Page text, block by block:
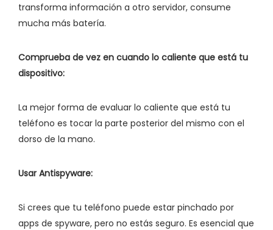
transforma información a otro servidor, consume
mucha más batería.
Comprueba de vez en cuando lo caliente que está tu
dispositivo:
La mejor forma de evaluar lo caliente que está tu
teléfono es tocar la parte posterior del mismo con el
dorso de la mano.
Usar Antispyware:
Si crees que tu teléfono puede estar pinchado por
apps de spyware, pero no estás seguro. Es esencial que